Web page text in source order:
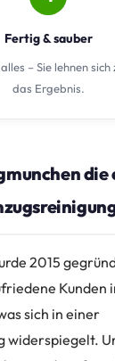
Fertig & sauber
– Sie lehnen
das Ergebnis.
die
2015
Kunden
sich in einer
widerspiegelt.